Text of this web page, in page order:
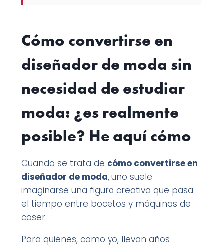
Cómo convertirse en
diseñador de moda sin
necesidad de estudiar
moda: ¿es realmente
posible? He aquí cómo
Cuando se trata de cómo convertirse en
diseñador de moda, uno suele
imaginarse una figura creativa que pasa
el tiempo entre bocetos y máquinas de
coser.
Para quienes, como yo, llevan años